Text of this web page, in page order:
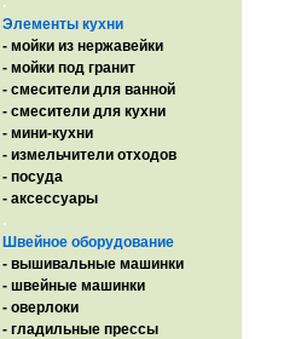
Элементы кухни
- мойки из нержавейки
- мойки под гранит
- смесители для ванной
- смесители для кухни
- мини-кухни
- измельчители отходов
- посуда
- аксессуары
.
Швейное оборудование
- вышивальные машинки
- швейные машинки
- оверлоки
- гладильные прессы